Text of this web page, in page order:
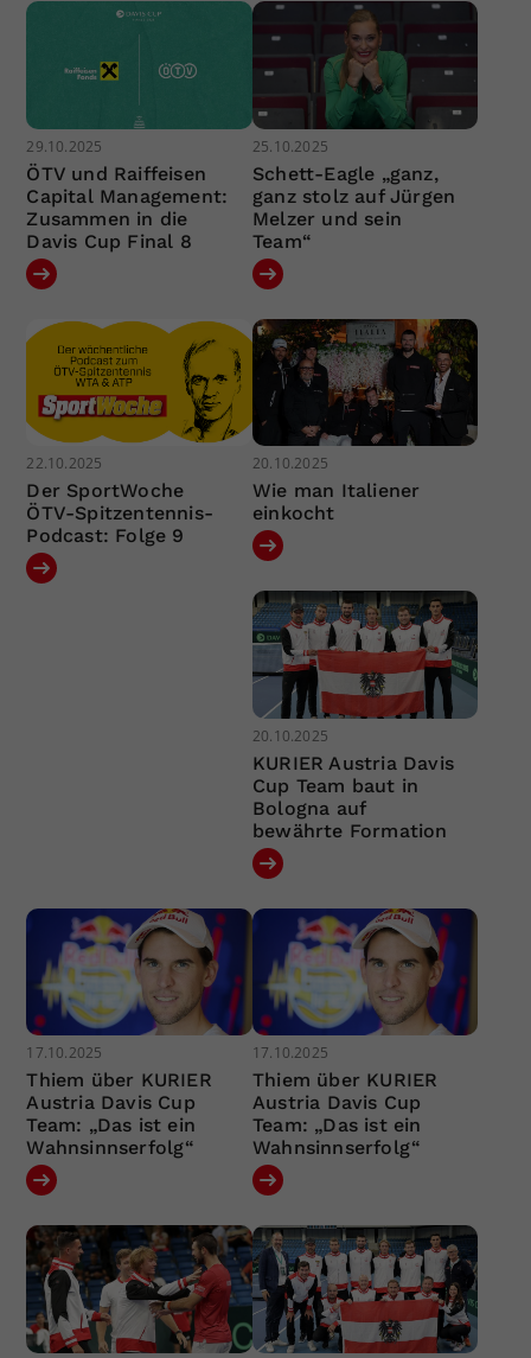
29.10.2025
ÖTV und Raiffeisen
Capital Management:
Zusammen in die
Davis Cup Final 8
25.10.2025
Schett-Eagle „ganz,
ganz stolz auf Jürgen
Melzer und sein
Team“
22.10.2025
Der SportWoche
ÖTV-Spitzentennis-
Podcast: Folge 9
20.10.2025
Wie man Italiener
einkocht
20.10.2025
KURIER Austria Davis
Cup Team baut in
Bologna auf
bewährte Formation
17.10.2025
Thiem über KURIER
Austria Davis Cup
Team: „Das ist ein
Wahnsinnserfolg“
17.10.2025
Thiem über KURIER
Austria Davis Cup
Team: „Das ist ein
Wahnsinnserfolg“